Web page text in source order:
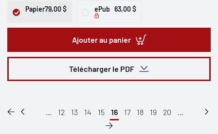
Papier79,00 $ ePub 63,00 $
Ajouter au panier
Télécharger le PDF
... 12 13 14 15 16 17 18 19 20 ...